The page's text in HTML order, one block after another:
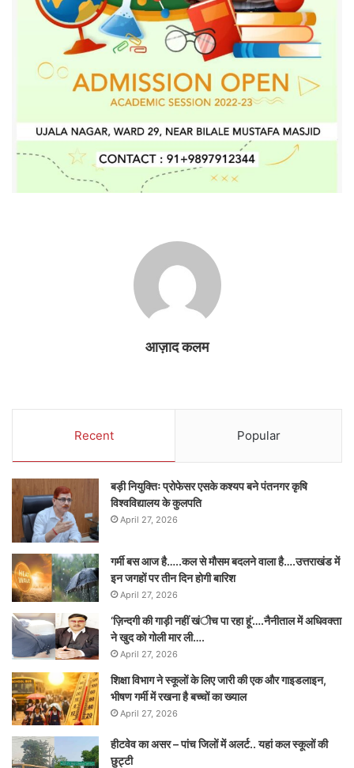
आज़ाद कलम
Recent Popular
बड़ी नियुक्तिः प्रोफेसर एसके कश्यप बने पंतनगर कृषि
विश्वविद्यालय के कुलपति
April 27, 2026
गर्मी बस आज है…..कल से मौसम बदलने वाला है….उत्तराखंड में
इन जगहों पर तीन दिन होगी बारिश
April 27, 2026
‘ज़िन्दगी की गाड़ी नहीं खंीच पा रहा हूं’….नैनीताल में अधिवक्ता
ने खुद को गोली मार ली….
April 27, 2026
शिक्षा विभाग ने स्कूलों के लिए जारी की एक और गाइडलाइन,
भीषण गर्मी में रखना है बच्चों का ख्याल
April 27, 2026
हीटवेव का असर – पांच जिलों में अलर्ट.. यहां कल स्कूलों की
छुट्टी